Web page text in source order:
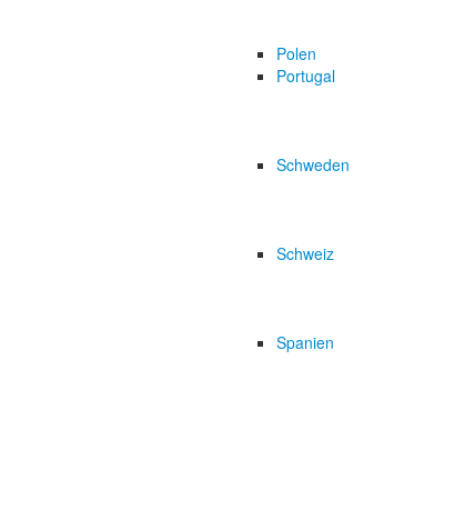
Polen
Portugal
Schweden
Schweiz
Spanien